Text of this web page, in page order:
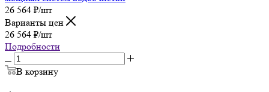
26 564 ₽/шт
Варианты цен
26 564 ₽/шт
Подробности
В корзину